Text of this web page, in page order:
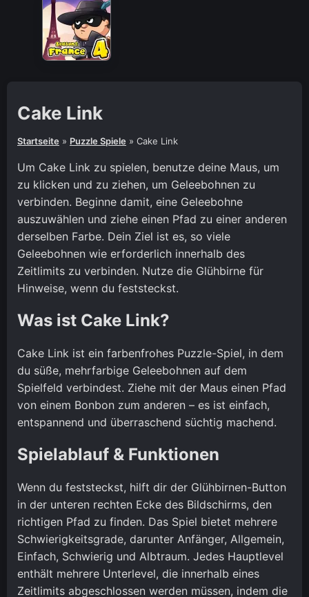
Cake Link
Startseite » Puzzle Spiele » Cake Link
Um Cake Link zu spielen, benutze deine Maus, um
zu klicken und zu ziehen, um Geleebohnen zu
verbinden. Beginne damit, eine Geleebohne
auszuwählen und ziehe einen Pfad zu einer anderen
derselben Farbe. Dein Ziel ist es, so viele
Geleebohnen wie erforderlich innerhalb des
Zeitlimits zu verbinden. Nutze die Glühbirne für
Hinweise, wenn du feststeckst.
Was ist Cake Link?
Cake Link ist ein farbenfrohes Puzzle-Spiel, in dem
du süße, mehrfarbige Geleebohnen auf dem
Spielfeld verbindest. Ziehe mit der Maus einen Pfad
von einem Bonbon zum anderen – es ist einfach,
entspannend und überraschend süchtig machend.
Spielablauf & Funktionen
Wenn du feststeckst, hilft dir der Glühbirnen-Button
in der unteren rechten Ecke des Bildschirms, den
richtigen Pfad zu finden. Das Spiel bietet mehrere
Schwierigkeitsgrade, darunter Anfänger, Allgemein,
Einfach, Schwierig und Albtraum. Jedes Hauptlevel
enthält mehrere Unterlevel, die innerhalb eines
Zeitlimits abgeschlossen werden müssen, indem die